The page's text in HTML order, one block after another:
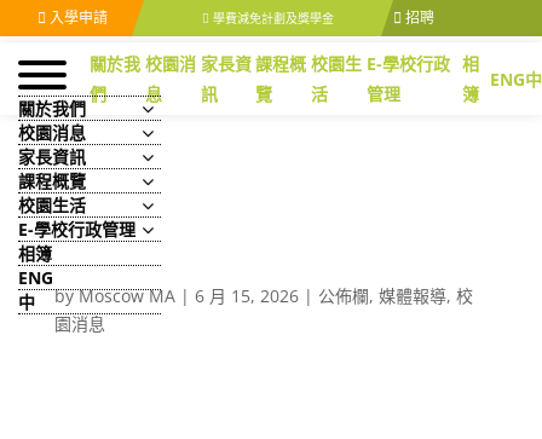
入學申請 學費減免計劃及獎學金 招聘
關於我
們
校園消
息
家長資
訊
課程概
覽
校園生
活
E-學校行政
管理
相
簿
ENG中
關於我們
校園消息
家長資訊
課程概覽
校園生活
E-學校行政管理
相簿
ENG
中
[大公報] 天問求索/英才教
育：書院中的書院
byMoscow MA| 6 月 15, 2026| 公佈欄, 媒體報導, 校
園消息